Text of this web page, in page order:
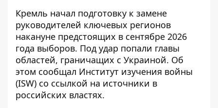
Кремль начал подготовку к замене
руководителей ключевых регионов
накануне предстоящих в сентябре 2026
года выборов. Под удар попали главы
областей, граничащих с Украиной. Об
этом сообщал Институт изучения войны
(ISW) со ссылкой на источники в
российских властях.